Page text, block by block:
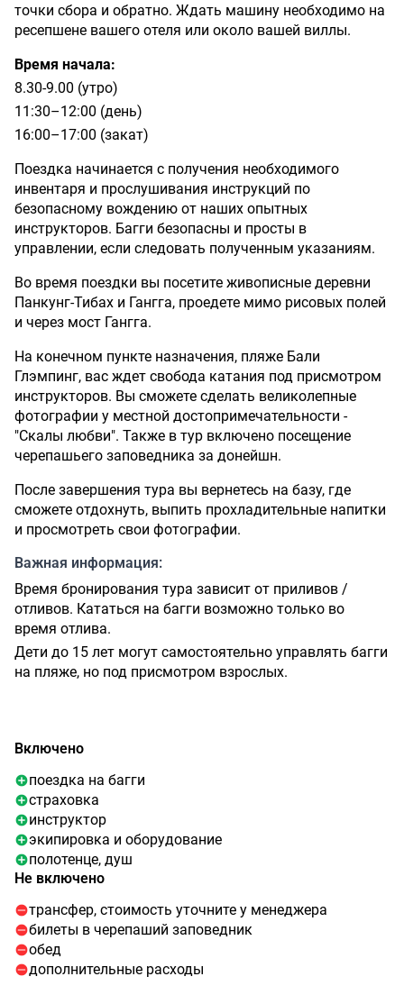
точки сбора и обратно. Ждать машину необходимо на
ресепшене вашего отеля или около вашей виллы.
Время начала:
8.30-9.00 (утро)
11:30–12:00 (день)
16:00–17:00 (закат)
Поездка начинается с получения необходимого
инвентаря и прослушивания инструкций по
безопасному вождению от наших опытных
инструкторов. Багги безопасны и просты в
управлении, если следовать полученным указаниям.
Во время поездки вы посетите живописные деревни
Панкунг-Тибах и Гангга, проедете мимо рисовых полей
и через мост Гангга.
На конечном пункте назначения, пляже Бали
Глэмпинг, вас ждет свобода катания под присмотром
инструкторов. Вы сможете сделать великолепные
фотографии у местной достопримечательности -
"Скалы любви". Также в тур включено посещение
черепашьего заповедника за донейшн.
После завершения тура вы вернетесь на базу, где
сможете отдохнуть, выпить прохладительные напитки
и просмотреть свои фотографии.
Важная информация:
Время бронирования тура зависит от приливов /
отливов. Кататься на багги возможно только во
время отлива.
Дети до 15 лет могут самостоятельно управлять багги
на пляже, но под присмотром взрослых.
Включено
поездка на багги
страховка
инструктор
экипировка и оборудование
полотенце, душ
Не включено
трансфер, стоимость уточните у менеджера
билеты в черепаший заповедник
обед
дополнительные расходы